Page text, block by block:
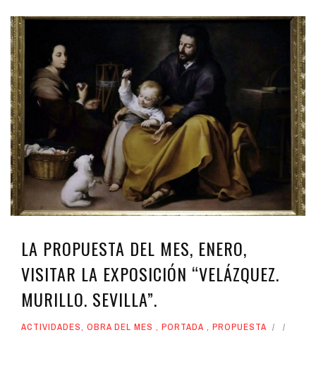
LA PROPUESTA DEL MES, ENERO,
VISITAR LA EXPOSICIÓN “VELÁZQUEZ.
MURILLO. SEVILLA”.
ACTIVIDADES, OBRA DEL MES , PORTADA , PROPUESTA